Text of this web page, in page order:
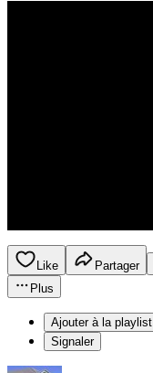
Like Partager
Plus
Ajouter à la playlist
Signaler